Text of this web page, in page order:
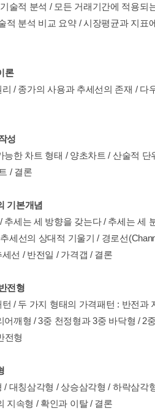
술적 분석 / 모든 거래기간에 적용되
적 분석 비교 요약 / 시장평균과 지표
론
/ 종가의 사용과 추세선의 존재 /
성
능한 차트 형태 / 양초차트 / 산술적
/ 결론
기본개념
추세는 세 방향을 갖는다 / 추세는 세
세선의 상대적 기울기 / 경로선
선 / 반전일 / 가격갭 / 결론
전형
/ 두 가지 형태의 가격패턴 : 반전
어깨형 / 3중 천정형과 3중 바닥형 / 2
전형
/ 대칭삼각형 / 상승삼각형 / 하락삼
지속형 / 확인과 이탈 / 결론